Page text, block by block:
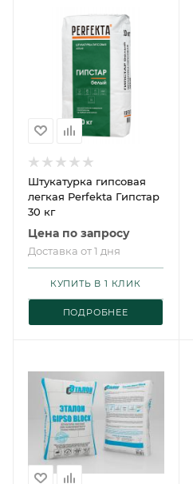
Штукатурка гипсовая
легкая Perfekta Гипстар
30 кг
Цена по запросу
Доставка от 1 дня
ПОДРОБНЕЕ
КУПИТЬ В 1 КЛИК